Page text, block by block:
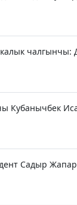
чалгынчы:
Кубанычбек
Садыр